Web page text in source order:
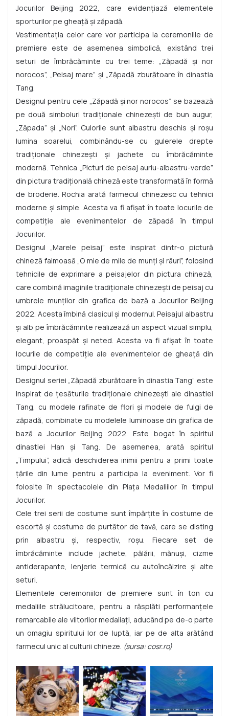
Jocurilor Beijing 2022, care evidențiază elementele
sporturilor pe gheață și zăpadă.
Vestimentația celor care vor participa la ceremoniile de
premiere este de asemenea simbolică, existând trei
seturi de îmbrăcăminte cu trei teme: „Zăpadă și nor
norocos”, „Peisaj mare” și „Zăpadă zburătoare în dinastia
Tang.
Designul pentru cele „Zăpadă și nor norocos” se bazează
pe două simboluri tradiționale chinezești de bun augur,
„Zăpada” și „Nori”. Culorile sunt albastru deschis și roșu
lumina soarelui, combinându-se cu gulerele drepte
tradiționale chinezești și jachete cu îmbrăcăminte
modernă. Tehnica „Picturi de peisaj auriu-albastru-verde”
din pictura tradițională chineză este transformată în formă
de broderie. Rochia arată farmecul chinezesc cu tehnici
moderne și simple. Acesta va fi afișat în toate locurile de
competiție ale evenimentelor de zăpadă în timpul
Jocurilor.
Designul „Marele peisaj” este inspirat dintr-o pictură
chineză faimoasă „O mie de mile de munți și râuri”, folosind
tehnicile de exprimare a peisajelor din pictura chineză,
care combină imaginile tradiționale chinezești de peisaj cu
umbrele munților din grafica de bază a Jocurilor Beijing
2022. Acesta îmbină clasicul și modernul. Peisajul albastru
și alb pe îmbrăcăminte realizează un aspect vizual simplu,
elegant, proaspăt și neted. Acesta va fi afișat în toate
locurile de competiție ale evenimentelor de gheață din
timpul Jocurilor.
Designul seriei „Zăpadă zburătoare în dinastia Tang” este
inspirat de țesăturile tradiționale chinezești ale dinastiei
Tang, cu modele rafinate de flori și modele de fulgi de
zăpadă, combinate cu modelele luminoase din grafica de
bază a Jocurilor Beijing 2022. Este bogat în spiritul
dinastiei Han și Tang. De asemenea, arată spiritul
„Timpului”, adică deschiderea inimii pentru a primi toate
țările din lume pentru a participa la eveniment. Vor fi
folosite în spectacolele din Piața Medaliilor în timpul
Jocurilor.
Cele trei serii de costume sunt împărțite în costume de
escortă și costume de purtător de tavă, care se disting
prin albastru și, respectiv, roșu. Fiecare set de
îmbrăcăminte include jachete, pălării, mănuși, cizme
antiderapante, lenjerie termică cu autoîncălzire și alte
seturi.
Elementele ceremoniilor de premiere sunt în ton cu
medaliile strălucitoare, pentru a răsplăti performanțele
remarcabile ale viitorilor medaliați, aducând pe de-o parte
un omagiu spiritului lor de luptă, iar pe de alta arătând
farmecul unic al culturii chineze. (sursa: cosr.ro)